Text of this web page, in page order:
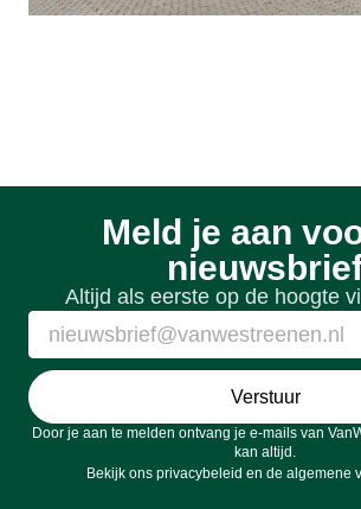
Meld je aan
Altijd als eerste op de hoogte
Verstuur
Door je aan te melden ontvang je e-mails van
kan altijd.
Bekijk ons privacybeleid en de algemene